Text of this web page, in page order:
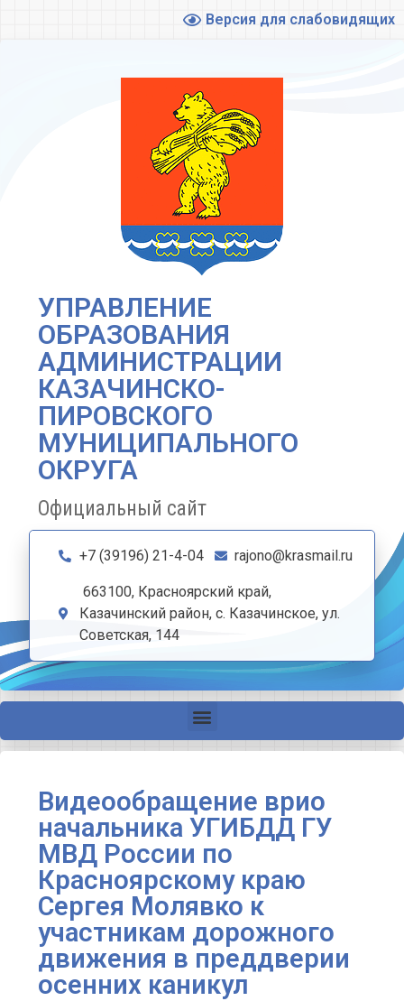
Версия для слабовидящих
УПРАВЛЕНИЕ
ОБРАЗОВАНИЯ
АДМИНИСТРАЦИИ
КАЗАЧИНСКО-
ПИРОВСКОГО
МУНИЦИПАЛЬНОГО
ОКРУГА
Официальный сайт
+7 (39196) 21-4-04 rajono@krasmail.ru
663100, Красноярский край,
Казачинский район, с. Казачинское, ул.
Советская, 144
Видеообращение врио
начальника УГИБДД ГУ
МВД России по
Красноярскому краю
Сергея Молявко к
участникам дорожного
движения в преддверии
осенних каникул